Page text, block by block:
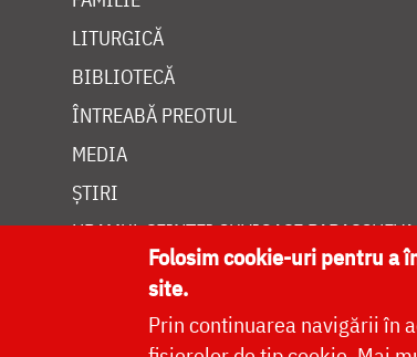
LITURGICĂ
BIBLIOTECĂ
ÎNTREABĂ PREOTUL
MEDIA
ȘTIRI
HRAMUL SFINTEI CUVIOASE PARASCHEVA
Folosim cookie-uri pentru a
site.
Prin continuarea navigării în